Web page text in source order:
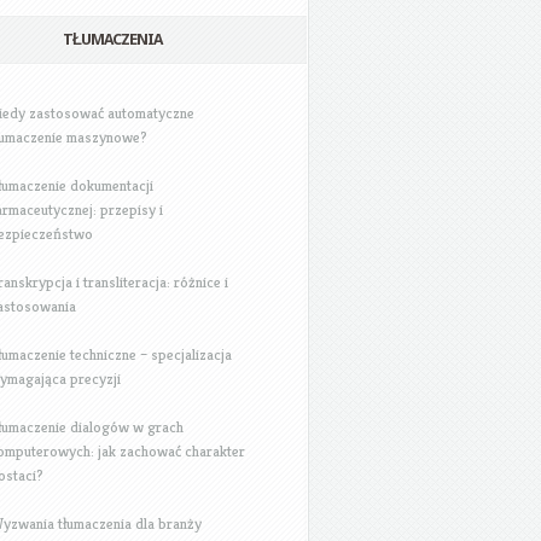
TŁUMACZENIA
zastosować automatyczne
maszynowe?
dokumentacji
przepisy i
i transliteracja: różnice i
techniczne – specjalizacja
precyzji
dialogów w grach
jak zachować charakter
tłumaczenia dla branży